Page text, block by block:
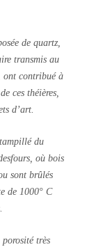
de quartz,
transmis au
ont contribué à
ces théières,
d’art.
du
où bois
sont brûlés
de 1000° C
très